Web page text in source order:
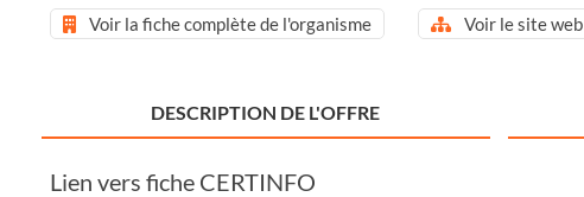
Voir la fiche complète de l'organisme Voir le site web
DESCRIPTION DE L'OFFRE
Lien vers fiche CERTINFO